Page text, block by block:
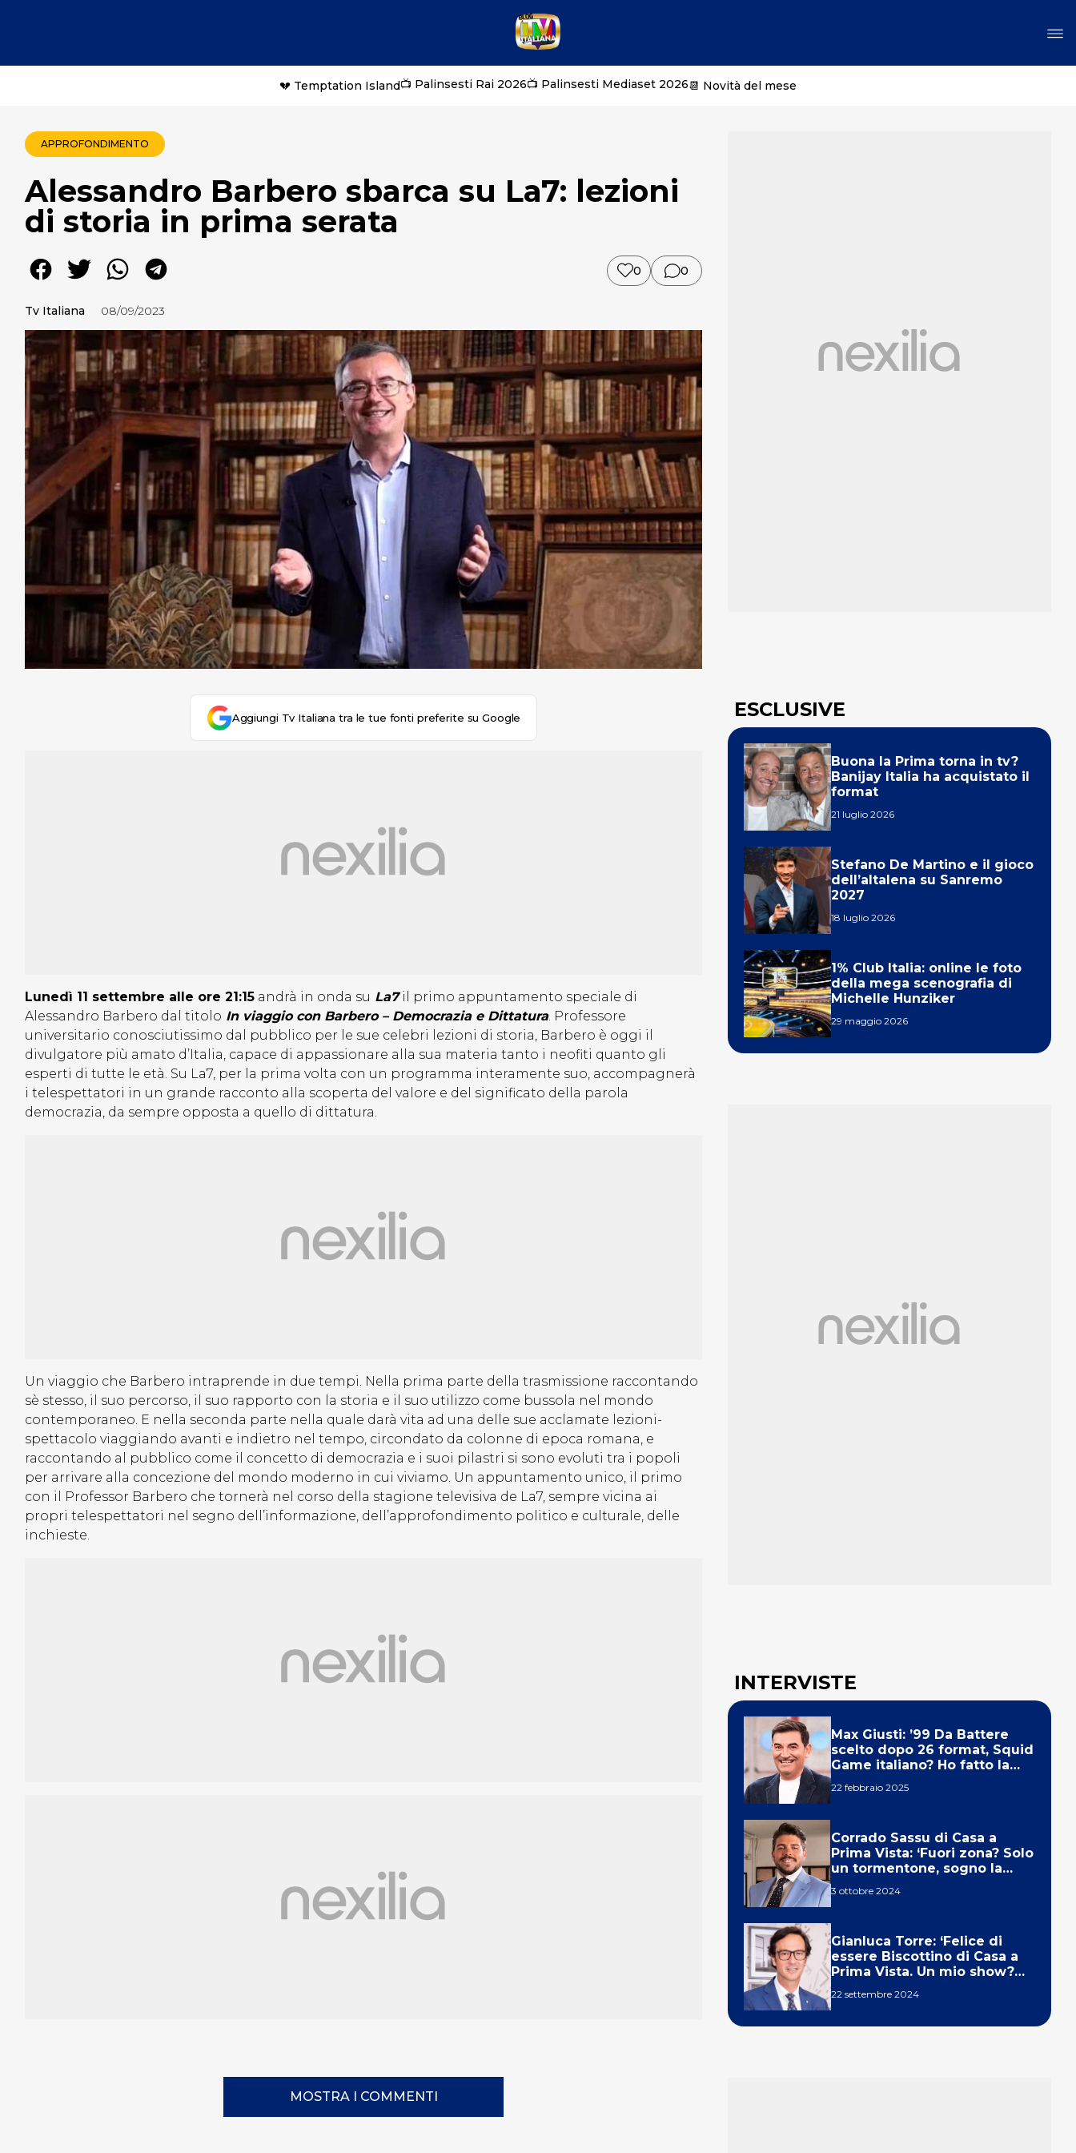
💔 Temptation Island📺 Palinsesti Rai 2026📺 Palinsesti Mediaset 2026📆 Novità del mese
APPROFONDIMENTO
Alessandro Barbero sbarca su La7: lezioni
di storia in prima serata
0 0
Tv Italiana 08/09/2023
Aggiungi Tv Italiana tra le tue fonti preferite su Google
Lunedì 11 settembre alle ore 21:15 andrà in onda su La7il primo appuntamento speciale di
Alessandro Barbero dal titolo In viaggio con Barbero – Democrazia e Dittatura. Professore
universitario conosciutissimo dal pubblico per le sue celebri lezioni di storia, Barbero è oggi il
divulgatore più amato d’Italia, capace di appassionare alla sua materia tanto i neofiti quanto gli
esperti di tutte le età. Su La7, per la prima volta con un programma interamente suo, accompagnerà
i telespettatori in un grande racconto alla scoperta del valore e del significato della parola
democrazia, da sempre opposta a quello di dittatura.
Un viaggio che Barbero intraprende in due tempi. Nella prima parte della trasmissione raccontando
sè stesso, il suo percorso, il suo rapporto con la storia e il suo utilizzo come bussola nel mondo
contemporaneo. E nella seconda parte nella quale darà vita ad una delle sue acclamate lezioni-
spettacolo viaggiando avanti e indietro nel tempo, circondato da colonne di epoca romana, e
raccontando al pubblico come il concetto di democrazia e i suoi pilastri si sono evoluti tra i popoli
per arrivare alla concezione del mondo moderno in cui viviamo. Un appuntamento unico, il primo
con il Professor Barbero che tornerà nel corso della stagione televisiva de La7, sempre vicina ai
propri telespettatori nel segno dell’informazione, dell’approfondimento politico e culturale, delle
inchieste.
MOSTRA I COMMENTI
ESCLUSIVE
Buona la Prima torna in tv?
Banijay Italia ha acquistato il
format
21 luglio 2026
Stefano De Martino e il gioco
dell’altalena su Sanremo
2027
18 luglio 2026
1% Club Italia: online le foto
della mega scenografia di
Michelle Hunziker
29 maggio 2026
INTERVISTE
Max Giusti: ’99 Da Battere
scelto dopo 26 format, Squid
Game italiano? Ho fatto la
22 febbraio 2025
Corrado Sassu di Casa a
Prima Vista: ‘Fuori zona? Solo
un tormentone, sogno la
3 ottobre 2024
Gianluca Torre: ‘Felice di
essere Biscottino di Casa a
Prima Vista. Un mio show?
22 settembre 2024